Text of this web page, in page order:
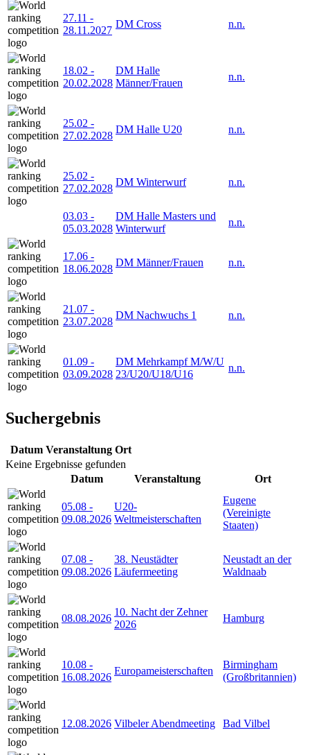
27.11 -
28.11.2027
DM Cross n.n.
18.02 -
20.02.2028
DM Halle
Männer/Frauen
n.n.
25.02 -
27.02.2028
DM Halle U20 n.n.
25.02 -
27.02.2028
DM Winterwurf n.n.
03.03 -
05.03.2028
DM Halle Masters und
Winterwurf
n.n.
17.06 -
18.06.2028
DM Männer/Frauen n.n.
21.07 -
23.07.2028
DM Nachwuchs 1 n.n.
01.09 -
03.09.2028
DM Mehrkampf M/W/U
23/U20/U18/U16
n.n.
Suchergebnis
Datum Veranstaltung Ort
Keine Ergebnisse gefunden
Datum
Veranstaltung Ort
05.08 -
09.08.2026
U20-
Weltmeisterschaften
Eugene
(Vereinigte
Staaten)
07.08 -
09.08.2026
38. Neustädter
Läufermeeting
Neustadt an der
Waldnaab
08.08.2026
10. Nacht der Zehner
2026
Hamburg
10.08 -
16.08.2026
Europameisterschaften
Birmingham
(Großbritannien)
12.08.2026 Vilbeler Abendmeeting Bad Vilbel